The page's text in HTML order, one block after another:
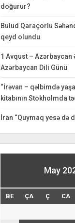
doğurur?
Bulud Qaraçorlu
qeyd olundu
1 Avqust – Azərbaycan
Azərbaycan Dili Günü
“İrəvan – qəlbimdə
kitabının Stokholmda
İran “Quymaq yesə də
May
BE ÇA Ç CA